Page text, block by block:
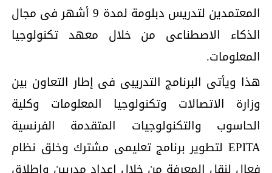
المعتمدين لتدريس دبلومة لمدة 9 أشهر فى مجال
الذكاء الاصطناعى من خلال معهد تكنولوجيا
المعلومات.
هذا ويأتى البرنامج التدريبى فى إطار التعاون بين
وزارة الاتصالات وتكنولوجيا المعلومات وكلية
الحاسوب والتكنولوجيات المتقدمة الفرنسية
EPITA لتطوير برنامج تعليمى مشترك وخلق نظام